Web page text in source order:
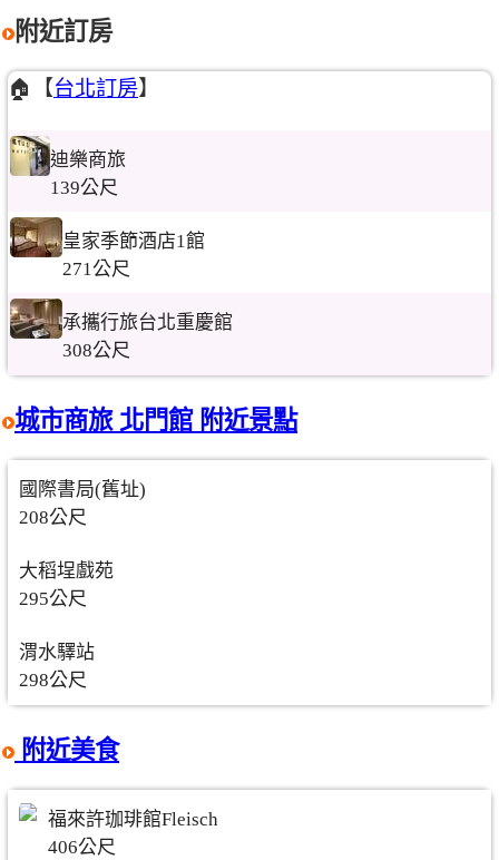
附近訂房
🏠【台北訂房】
迪樂商旅
139公尺
皇家季節酒店1館
271公尺
承攜行旅台北重慶館
308公尺
城市商旅 北門館 附近景點
國際書局(舊址)
208公尺
大稻埕戲苑
295公尺
渭水驛站
298公尺
附近美食
福來許珈琲館Fleisch
406公尺